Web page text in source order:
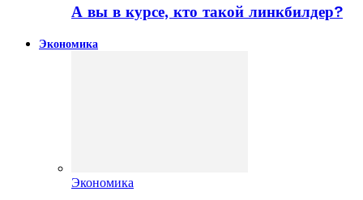
А вы в курсе, кто такой линкбилдер?
Экономика
Экономика